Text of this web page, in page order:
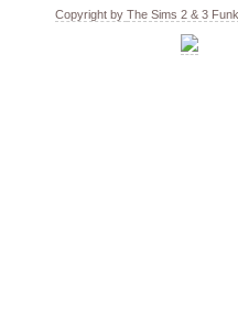
Copyright by The Sims 2 & 3